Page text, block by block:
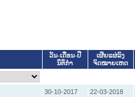
ວັນ-ເດືອນ-ປີ
ນິຕິກໍາ
ເຜີຍແຜ່ລົງ
ຈົດໝາຍເຫດ
30-10-2017 22-03-2018